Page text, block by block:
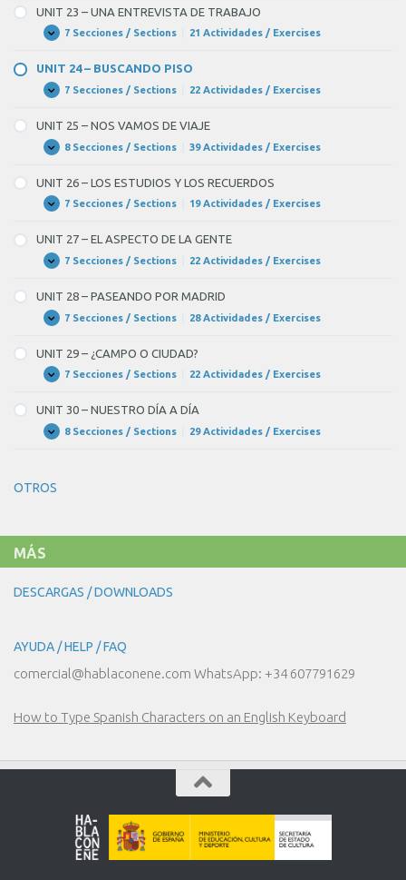
–
EL
MUNDO
UNIT 23 – UNA ENTREVISTA DE TRABAJO
Expandir
UNIT
–
UNA
ENTREVISTA
DE
7 Secciones / Sections 21 Actividades / Exercises
UNIT 24 – BUSCANDO PISO
Expandir
UNIT
–
BUSCANDO
PISO
7 Secciones / Sections 22 Actividades / Exercises
UNIT 25 – NOS VAMOS DE VIAJE
Expandir
UNIT
–
NOS
VAMOS
8 Secciones / Sections 39 Actividades / Exercises
UNIT 26 – LOS ESTUDIOS Y LOS RECUERDOS
Expandir
UNIT
–
LOS
ESTUDIOS
Y
RECUERDOS
7 Secciones / Sections 19 Actividades / Exercises
UNIT 27 – EL ASPECTO DE LA GENTE
Expandir
UNIT
–
EL
ASPECTO
DE
GENTE
7 Secciones / Sections 22 Actividades / Exercises
UNIT 28 – PASEANDO POR MADRID
Expandir
UNIT
–
PASEANDO
POR
MADRID
7 Secciones / Sections 28 Actividades / Exercises
UNIT 29 – ¿CAMPO O CIUDAD?
Expandir
UNIT
–
¿CAMPO
O
CIUDAD?
7 Secciones / Sections 22 Actividades / Exercises
UNIT 30 – NUESTRO DÍA A DÍA
Expandir
UNIT
DÍA
8 Secciones / Sections 29 Actividades / Exercises
OTROS
MÁS
DESCARGAS / DOWNLOADS
AYUDA / HELP / FAQ
comercial@hablaconene.com WhatsApp: +34 607791629
How to Type Spanish Characters on an English Keyboard